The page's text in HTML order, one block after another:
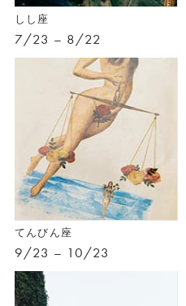
しし座
7/23 – 8/22
てんびん座
9/23 – 10/23